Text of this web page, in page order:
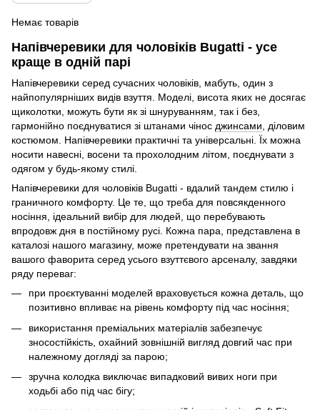
Немає товарів
Напівчеревики для чоловіків Bugatti - усе
краще в одній парі
Напівчеревики серед сучасних чоловіків, мабуть, один з
найпопулярніших видів взуття. Моделі, висота яких не досягає
щиколотки, можуть бути як зі шнуруванням, так і без,
гармонійно поєднуватися зі штанами чінос джинсами, діловим
костюмом. Напівчеревики практичні та універсальні. Їх можна
носити навесні, восени та прохолодним літом, поєднувати з
одягом у будь-якому стилі.
Напівчеревики для чоловіків Bugatti - вдалий тандем стилю і
граничного комфорту. Це те, що треба для повсякденного
носіння, ідеальний вибір для людей, що перебувають
впродовж дня в постійному русі. Кожна пара, представлена в
каталозі нашого магазину, може претендувати на звання
вашого фаворита серед усього взуттєвого арсеналу, завдяки
ряду переваг:
при проєктуванні моделей враховується кожна деталь, що
позитивно впливає на рівень комфорту під час носіння;
використання преміальних матеріалів забезпечує
зносостійкість, охайний зовнішній вигляд довгий час при
належному догляді за парою;
зручна колодка виключає випадковий вивих ноги при
ходьбі або під час бігу;